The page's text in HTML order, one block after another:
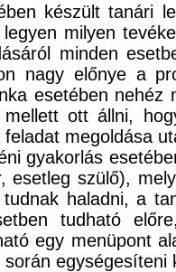
készült tanári
legyen milyen
minden
nagy előnye a
esetében nehéz
ott állni,
megoldása
gyakorlás
esetleg szülő),
haladni, a
tudható
egy menüpont
egységesíteni